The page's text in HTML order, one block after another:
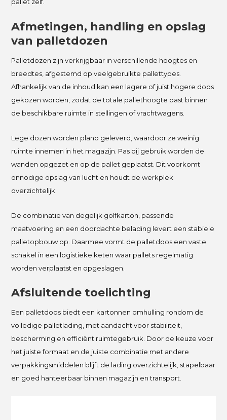
pallet zelf.
Afmetingen, handling en opslag
van palletdozen
Palletdozen zijn verkrijgbaar in verschillende hoogtes en
breedtes, afgestemd op veelgebruikte pallettypes.
Afhankelijk van de inhoud kan een lagere of juist hogere doos
gekozen worden, zodat de totale pallethoogte past binnen
de beschikbare ruimte in stellingen of vrachtwagens.
Lege dozen worden plano geleverd, waardoor ze weinig
ruimte innemen in het magazijn. Pas bij gebruik worden de
wanden opgezet en op de pallet geplaatst. Dit voorkomt
onnodige opslag van lucht en houdt de werkplek
overzichtelijk.
De combinatie van degelijk golfkarton, passende
maatvoering en een doordachte belading levert een stabiele
palletopbouw op. Daarmee vormt de palletdoos een vaste
schakel in een logistieke keten waar pallets regelmatig
worden verplaatst en opgeslagen.
Afsluitende toelichting
Een palletdoos biedt een kartonnen omhulling rondom de
volledige palletlading, met aandacht voor stabiliteit,
bescherming en efficiënt ruimtegebruik. Door de keuze voor
het juiste formaat en de juiste combinatie met andere
verpakkingsmiddelen blijft de lading overzichtelijk, stapelbaar
en goed hanteerbaar binnen magazijn en transport.